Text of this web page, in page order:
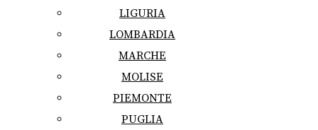
LIGURIA
LOMBARDIA
MARCHE
MOLISE
PIEMONTE
PUGLIA